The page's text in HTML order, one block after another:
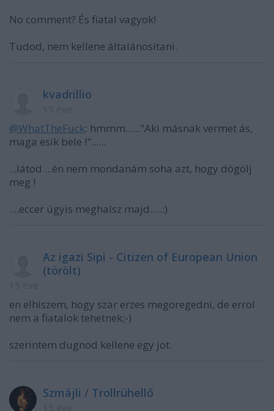
No comment? És fiatal vagyok!
Tudod, nem kellene általánosítani.
kvadrillio
@WhatTheFuck: hmmm......"Aki másnak vermet ás,
maga esik bele !"......
...látod ...én nem mondanám soha azt, hogy dögölj
meg !
....eccer úgyis meghalsz majd.....:)
Az igazi Sipi - Citizen of European Union
(törölt)
en elhiszem, hogy szar erzes megoregedni, de errol
nem a fiatalok tehetnek;-)
szerintem dugnod kellene egy jot.
Szmájli / Trollrühellő